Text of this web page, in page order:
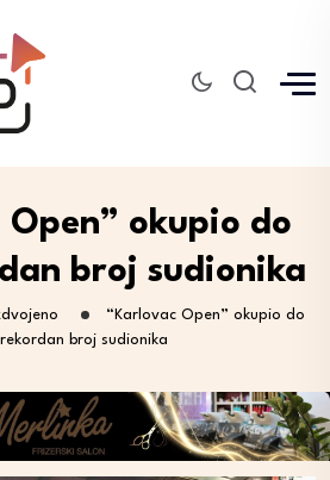
Open” okupio do
broj sudionika
“Karlovac Open” okupio do
broj sudionika